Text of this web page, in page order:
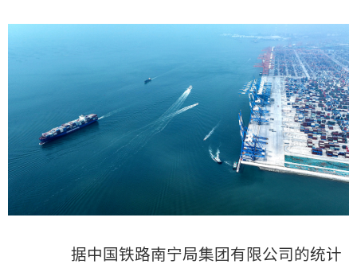
据中国铁路南宁局集团有限公司的统计